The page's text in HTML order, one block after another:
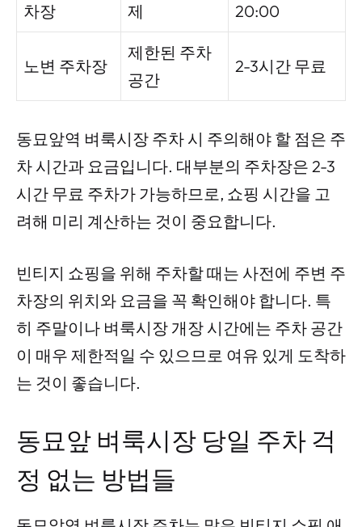
차장
제
20:00
노변 주차장
제한된 주차
공간
2-3시간 무료
동묘앞역 벼룩시장 주차 시 주의해야 할 점은 주
차 시간과 요금입니다. 대부분의 주차장은 2-3
시간 무료 주차가 가능하므로, 쇼핑 시간을 고
려해 미리 계산하는 것이 중요합니다.
빈티지 쇼핑을 위해 주차할 때는 사전에 주변 주
차장의 위치와 요금을 꼭 확인해야 합니다. 특
히 주말이나 벼룩시장 개장 시간에는 주차 공간
이 매우 제한적일 수 있으므로 여유 있게 도착하
는 것이 좋습니다.
동묘앞 벼룩시장 당일 주차 걱
정 없는 방법들